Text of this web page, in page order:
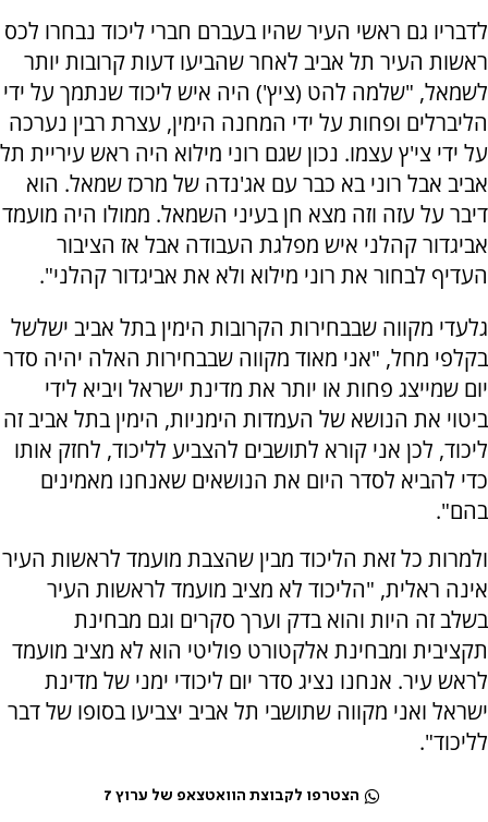
לדבריו גם ראשי העיר שהיו בעברם חברי ליכוד נבחרו לכס
ראשות העיר תל אביב לאחר שהביעו דעות קרובות יותר
לשמאל, "שלמה להט (ציץ') היה איש ליכוד שנתמך על ידי
הליברלים ופחות על ידי המחנה הימין, עצרת רבין נערכה
על ידי צי'ץ עצמו. נכון שגם רוני מילוא היה ראש עיריית תל
אביב אבל רוני בא כבר עם אג'נדה של מרכז שמאל. הוא
דיבר על עזה וזה מצא חן בעיני השמאל. ממולו היה מועמד
אביגדור קהלני איש מפלגת העבודה אבל אז הציבור
העדיף לבחור את רוני מילוא ולא את אביגדור קהלני".
גלעדי מקווה שבבחירות הקרובות הימין בתל אביב ישלשל
בקלפי מחל, "אני מאוד מקווה שבבחירות האלה יהיה סדר
יום שמייצג פחות או יותר את מדינת ישראל ויביא לידי
ביטוי את הנושא של העמדות הימניות, הימין בתל אביב זה
ליכוד, לכן אני קורא לתושבים להצביע לליכוד, לחזק אותו
כדי להביא לסדר היום את הנושאים שאנחנו מאמינים
בהם".
ולמרות כל זאת הליכוד מבין שהצבת מועמד לראשות העיר
אינה ראלית, "הליכוד לא מציב מועמד לראשות העיר
בשלב זה היות והוא בדק וערך סקרים וגם מבחינת
תקציבית ומבחינת אלקטורט פוליטי הוא לא מציב מועמד
לראש עיר. אנחנו נציג סדר יום ליכודי ימני של מדינת
ישראל ואני מקווה שתושבי תל אביב יצביעו בסופו של דבר
לליכוד".
הצטרפו לקבוצת הוואטצאפ של ערוץ 7